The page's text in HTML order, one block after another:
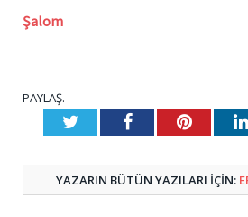
Şalom
PAYLAŞ.
TwitterFacebookPinterest
YAZARIN BÜTÜN YAZILARI IÇIN: